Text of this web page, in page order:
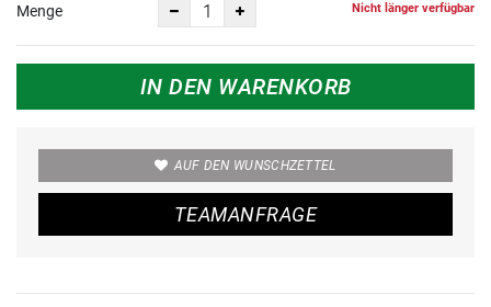
Menge Nicht länger verfügbar
IN DEN WARENKORB
AUF DEN WUNSCHZETTEL
TEAMANFRAGE